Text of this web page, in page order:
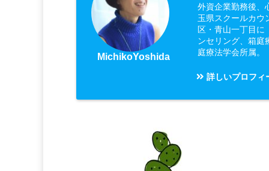
MichikoYoshida
外資企業勤務後、
玉県スクールカウ
区・青山一丁目に
ンセリング、箱庭
庭療法学会所属。
詳しいプロフィ